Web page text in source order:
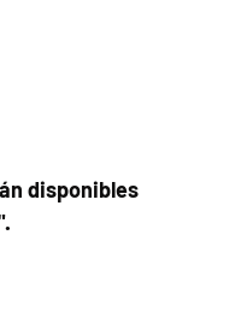
disponibles